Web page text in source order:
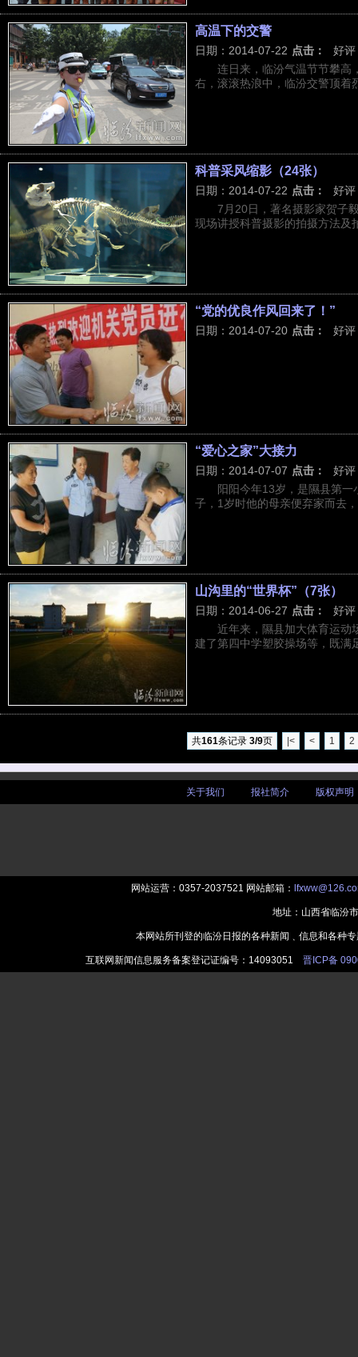
高温下的交警
日期：2014-07-22 点击：
好评
连日来，临汾气温节节攀
右，滚滚热浪中，临汾交警顶着
科普采风缩影（24张）
日期：2014-07-22 点击：
好评
7月20日，著名摄影家贺子
现场讲授科普摄影的拍摄方法及
“党的优良作风回来了！”
日期：2014-07-20 点击： 好评
“爱心之家”大接力
日期：2014-07-07 点击：
好评
阳阳今年13岁，是隰县第
子，1岁时他的母亲便弃家而去
山沟里的“世界杯”（7张）
日期：2014-06-27 点击：
好评
近年来，隰县加大体育运动
建了第四中学塑胶操场等，既满
|< < 1 2
共161条记录 3/9页
关于我们 报社简介 版权声明
网站运营：0357-2037521 网站邮箱：
地址：山西省临汾
本网站所刊登的临汾日报的各种新闻﹑信息和各种
互联网新闻信息服务备案登记证编号：14093051 晋ICP备